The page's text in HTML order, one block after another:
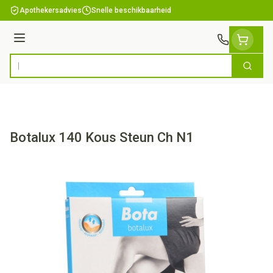
Ga naar de inhoud
Apothekersadvies Snelle beschikbaarheid
Menu
Product, merk, categorie... Zoek
Botalux 140 Kous Steun Ch N1